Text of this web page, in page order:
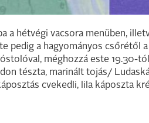
a hétvégi vacsora menüben,
pedig a hagyományos csőrétől
méghozzá este 19.30-
tészta, marinált tojás/
cvekedli, lila káposzta